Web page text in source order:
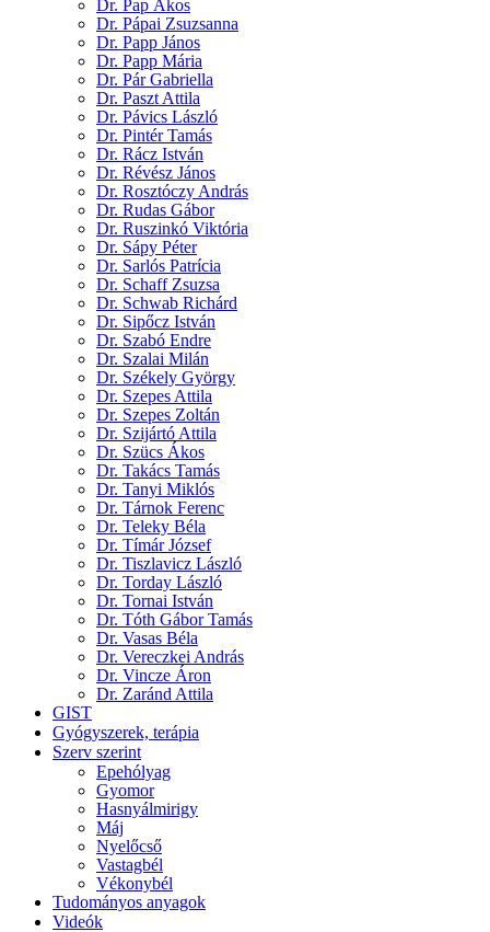
Dr. Pap Ákos
Dr. Pápai Zsuzsanna
Dr. Papp János
Dr. Papp Mária
Dr. Pár Gabriella
Dr. Paszt Attila
Dr. Pávics László
Dr. Pintér Tamás
Dr. Rácz István
Dr. Révész János
Dr. Rosztóczy András
Dr. Rudas Gábor
Dr. Ruszinkó Viktória
Dr. Sápy Péter
Dr. Sarlós Patrícia
Dr. Schaff Zsuzsa
Dr. Schwab Richárd
Dr. Sipőcz István
Dr. Szabó Endre
Dr. Szalai Milán
Dr. Székely György
Dr. Szepes Attila
Dr. Szepes Zoltán
Dr. Szijártó Attila
Dr. Szücs Ákos
Dr. Takács Tamás
Dr. Tanyi Miklós
Dr. Tárnok Ferenc
Dr. Teleky Béla
Dr. Tímár József
Dr. Tiszlavicz László
Dr. Torday László
Dr. Tornai István
Dr. Tóth Gábor Tamás
Dr. Vasas Béla
Dr. Vereczkei András
Dr. Vincze Áron
Dr. Zaránd Attila
GIST
Gyógyszerek, terápia
Szerv szerint
Epehólyag
Gyomor
Hasnyálmirigy
Máj
Nyelőcső
Vastagbél
Vékonybél
Tudományos anyagok
Videók